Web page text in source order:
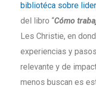
bibliotéca sobre
del libro “Cómo
Les Christie, en
experiencias y
relevante y de
menos buscan es